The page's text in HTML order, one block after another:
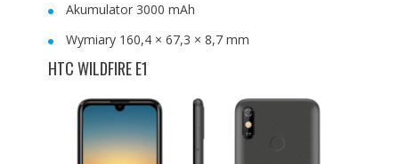
Akumulator 3000 mAh
Wymiary 160,4 × 67,3 × 8,7 mm
HTC WILDFIRE E1